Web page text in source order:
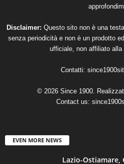
Disclaimer: Questo sito non è una
senza periodicità e non è un prodotto
ufficiale, non affiliato alla
Contatti:
© 2026 Since 1900.
Contact us:
EVEN MORE NEWS
Lazio-Ostiamare,